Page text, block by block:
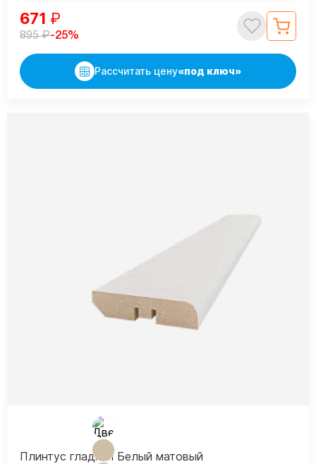
671 ₽
895₽-25%
Рассчитать цену«под ключ»
Плинтус гладкий Белый матовый